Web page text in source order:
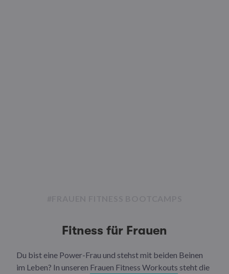
Fitness für Frauen
Du bist eine Power-Frau und stehst mit beiden Beinen
im Leben? In unseren Frauen Fitness Workouts steht die